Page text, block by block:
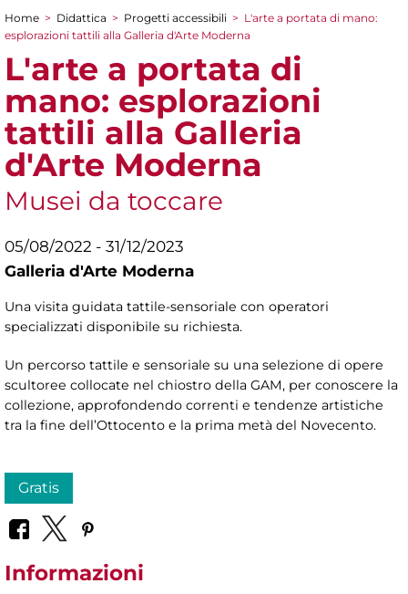
Tu sei qui
Home > Didattica > Progetti accessibili > L'arte a portata di mano:
esplorazioni tattili alla Galleria d'Arte Moderna
L'arte a portata di
mano: esplorazioni
tattili alla Galleria
d'Arte Moderna
Musei da toccare
05/08/2022 - 31/12/2023
Galleria d'Arte Moderna
Una visita guidata tattile-sensoriale con operatori
specializzati disponibile su richiesta.
Un percorso tattile e sensoriale su una selezione di opere
scultoree collocate nel chiostro della GAM, per conoscere la
collezione, approfondendo correnti e tendenze artistiche
tra la fine dell’Ottocento e la prima metà del Novecento.
Gratis
Informazioni